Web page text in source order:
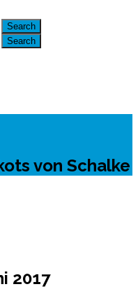
von Schalke
2017